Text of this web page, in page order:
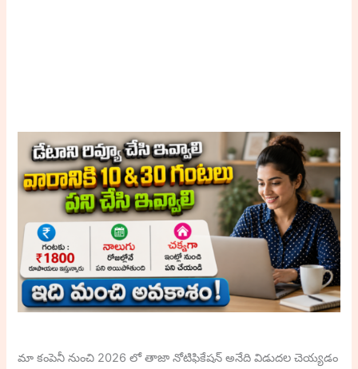
మా కంపెనీ నుంచి 2026 లో తాజా నోటిఫికేషన్ అనేది విడుదల చెయ్యడం